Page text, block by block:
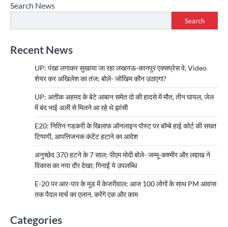
Search News
Search
Recent News
UP: पंखा लगाकर सुखाया जा रहा लखनऊ-कानपुर एक्सप्रेस वे, Video
शेयर कर अखिलेश का तंज; बोले- जोखिम कौन उठाएगा?
UP: अतीक अहमद के बेटे आबान समेत दो की हादसे में मौत, तीन घायल, जेल
में बंद भाई अली से मिलने आ रहे थे झांसी
E20: नितिन गडकरी के खिलाफ ऑनलाइन पोस्ट पर बॉम्बे हाई कोर्ट की सख्त
टिप्पणी, आपत्तिजनक कंटेंट हटाने का आदेश
अनुच्छेद 370 हटने के 7 साल: पीएम मोदी बोले- जम्मू-कश्मीर और लद्दाख ने
विकास का नया दौर देखा; गिनाईं ये उपलब्धि
E-20 पर आर-पार के मूड में केजरीवाल: आज 100 लोगों के साथ PM आवास
तक पैदल मार्च का एलान, करेंगे एक और काम
Categories